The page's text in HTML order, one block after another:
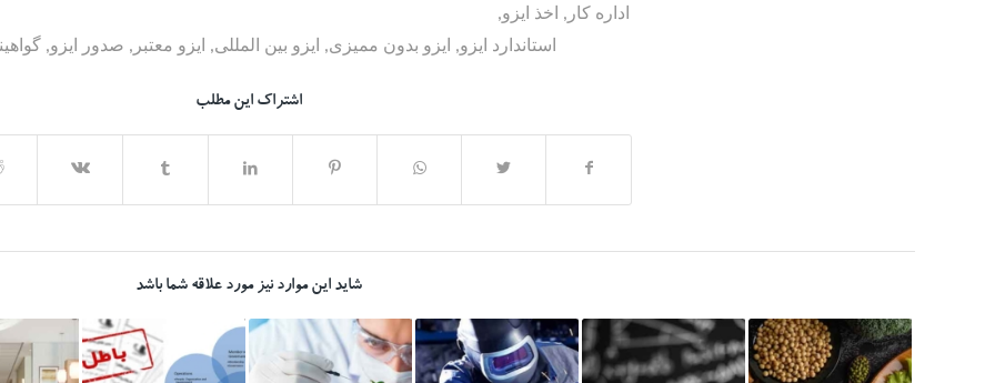
اداره کار , اخذ ایزو,
استاندارد ایزو, ایزو بدون ممیزی, ایزو بین المللی, ایزو معتبر , صدور ایزو,
اشتراک این مطلب
شاید این موارد نیز مورد علاقه شما باشد